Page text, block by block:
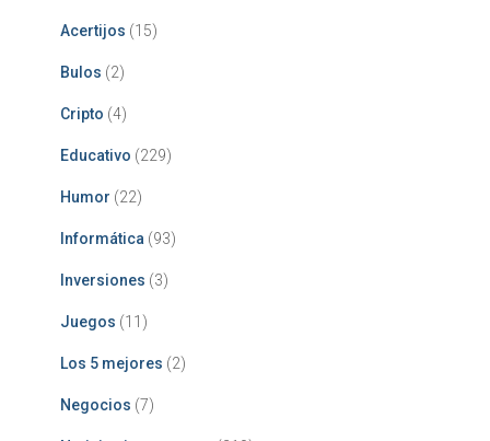
Acertijos (15)
Bulos (2)
Cripto (4)
Educativo (229)
Humor (22)
Informática (93)
Inversiones (3)
Juegos (11)
Los 5 mejores (2)
Negocios (7)